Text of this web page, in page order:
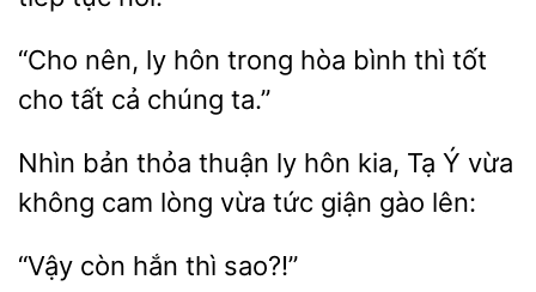
“Cho nên, ly hôn trong hòa bình thì
cho
chúng ta.”
Nhìn bản thỏa thuận ly hôn
Tạ Ý vừa
không cam lòng
tức giận gào
“Vậy thì